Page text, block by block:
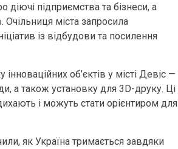
діючі підприємства та бізнеси, а
Очільниця міста запросила
із відбудови та посилення
об’єктів у місті Девіс —
а також установку для 3D-друку. Ці
і можуть стати орієнтиром для
як Україна тримається завдяки